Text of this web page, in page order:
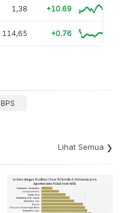
1,38 +10.69
114,65 +0.76
BPS
Lihat Semua